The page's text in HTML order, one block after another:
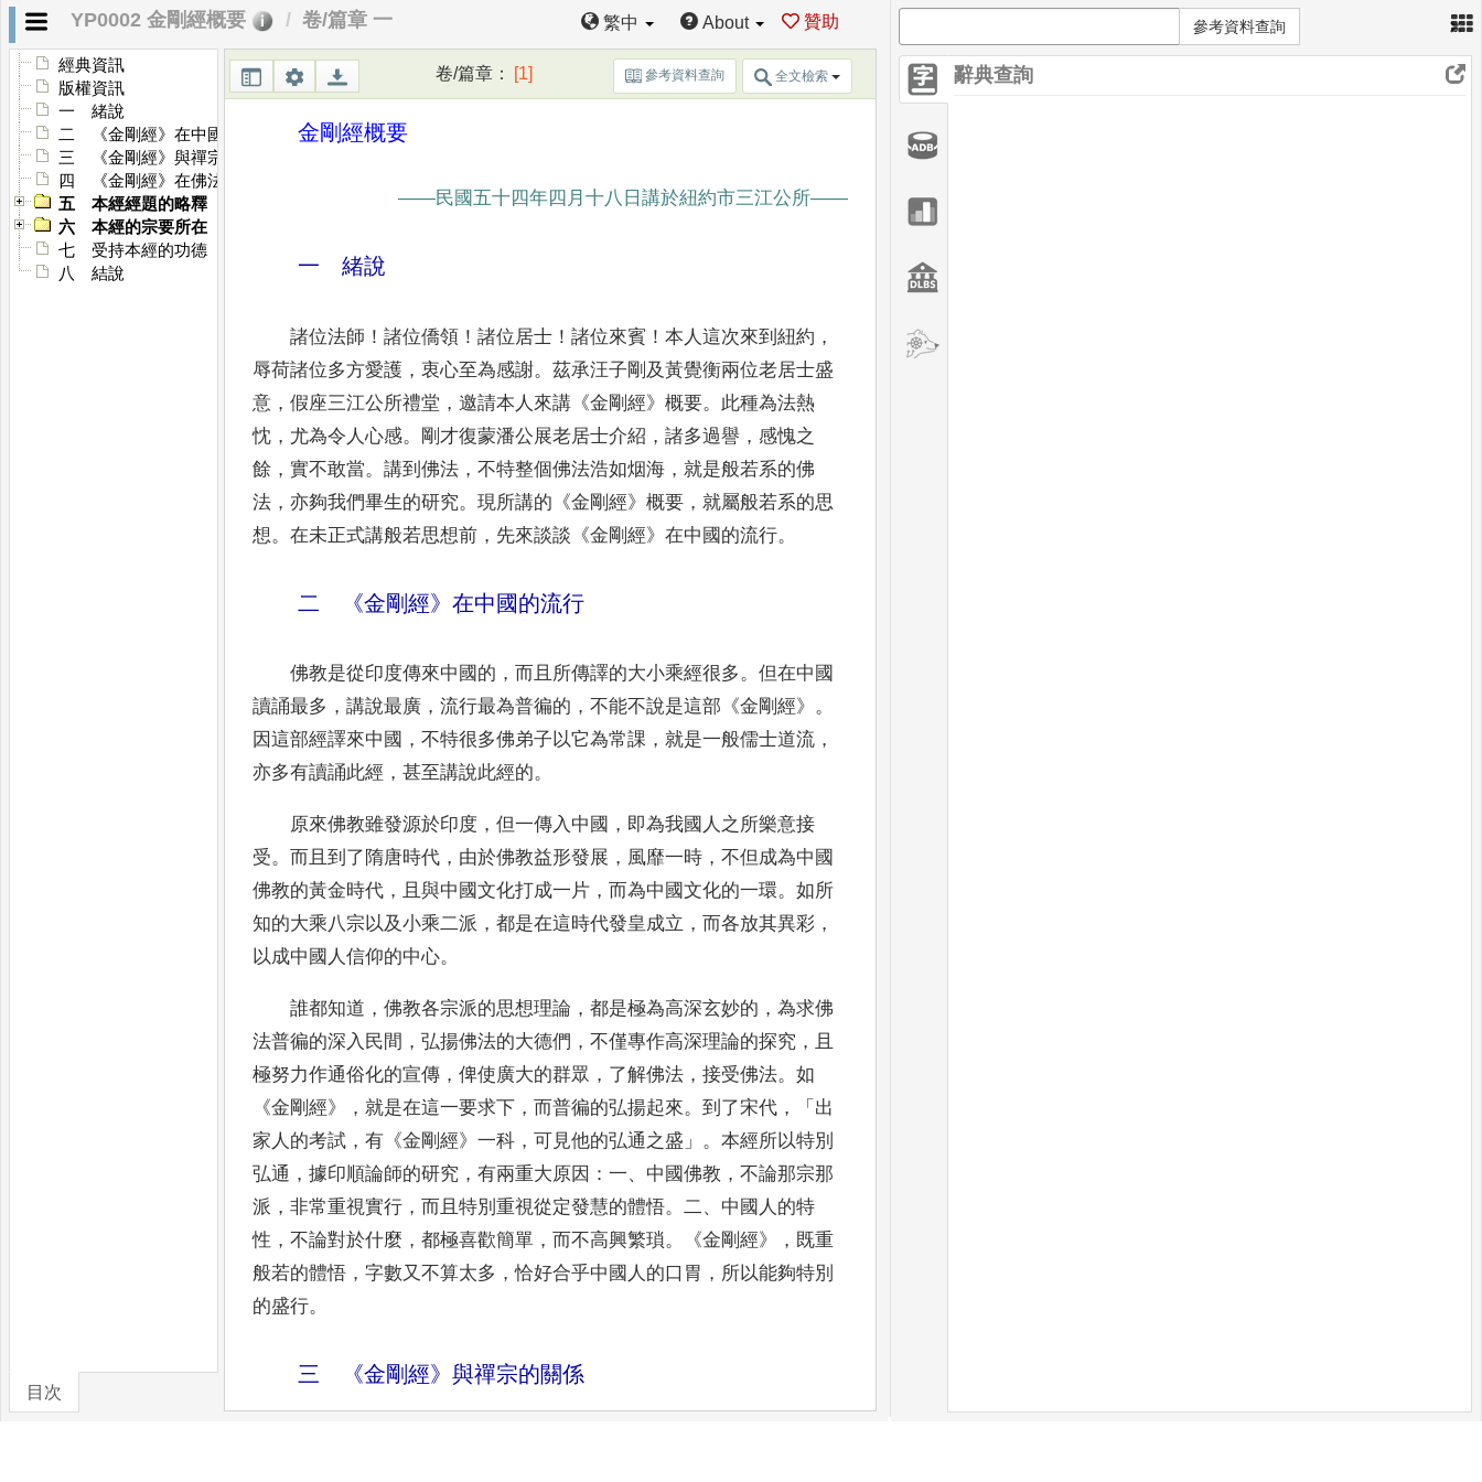
YP0002 金剛經概要 卷/篇章 一 繁中 About 贊助
經典資訊
版權資訊
一 緒說
二 《金剛經》在中國的流行
三 《金剛經》與禪宗的關係
四 《金剛經》在佛法中的地位
五 本經經題的略釋
六 本經的宗要所在
七 受持本經的功德
八 結說
目次
卷/篇章 ： [1] 參考資料查詢 全文檢索
金剛經概要
——民國五十四年四月十八日講於紐約市三江公所——
一 緒說
諸位法師 ！ 諸位僑領 ！ 諸位居士 ！ 諸位來賓 ！ 本人這次來到紐約 ，
辱荷諸位多方愛護 ， 衷心至為感謝。 茲承汪子剛及黃覺衡兩位老居士盛
意 ， 假座三江公所禮堂 ， 邀請本人來講 《金剛經》 概要。 此種為法熱
忱 ， 尤為令人心感。 剛才復蒙潘公展老居士介紹 ， 諸多過譽 ， 感愧之
餘 ， 實不敢當。 講到佛法 ， 不特整個佛法浩如烟海 ， 就是般若系的佛
法 ， 亦夠我們畢生的研究。 現所講的 《金剛經》 概要 ， 就屬般若系的思
想 。 在未正式講般若思想前 ， 先來談談 《金剛經》 在中國的流行。
二 《金剛經》 在中國的流行
佛教是從印度傳來中國的 ， 而且所傳譯的大小乘經很多。 但在中國
讀誦最多 ， 講說最廣 ， 流行最為普徧的 ， 不能不說是這部 《金剛經》。
因這部經譯來中國 ， 不特很多佛弟子以它為常課 ， 就是一般儒士道流 ，
亦多有讀誦此經 ， 甚至講說此經的。
原來佛教雖發源於印度 ， 但一傳入中國 ， 即為我國人之所樂意接
受。 而且到了隋唐時代 ， 由於佛教益形發展 ， 風靡一時 ， 不但成為中國
佛教的黃金時代 ， 且與中國文化打成一片 ， 而為中國文化的一環。 如所
知的大乘八宗以及小乘二派 ， 都是在這時代發皇成立 ， 而各放其異彩 ，
以成中國人信仰的中心。
誰都知道 ， 佛教各宗派的思想理論 ， 都是極為高深玄妙的 ， 為求佛
法普徧的深入 民間 ， 弘揚佛法的大德們 ， 不僅專作高深理論的探究 ， 且
極努力作通俗化的宣傳 ， 俾使廣大的群眾 ， 了解佛法 ， 接受佛法。 如
《金剛經》， 就是在這一要求下 ， 而普徧的弘揚起來。 到了宋代 ，「 出
家人的考試 ， 有 《金剛經》 一科 ， 可見他的弘通之盛 」。 本經所以特別
弘通 ， 據印順論師的研究 ， 有兩重大原因 ： 一、 中國佛教 ， 不論那宗那
派 ， 非常重視實行 ， 而且特別重視從定發慧的體悟。 二、 中國人的特
性 ， 不論對於什麼 ， 都極喜歡簡單 ， 而不高興繁瑣。《金剛經》， 既重
般若的體悟 ， 字數又不算太多 ，恰好合乎中國人的口胃 ， 所以能夠特別
的盛行。
三 《金剛經》 與禪宗的關係
×
參考資料查詢
辭典查詢